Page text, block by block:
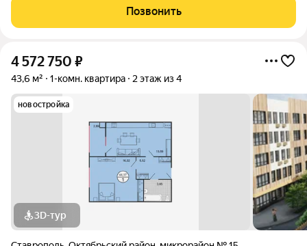
спальня с гардеробной, большой совмещенный с/у. Ремонт
делали для себя. При продаже
Позвонить
4 572 750 ₽
43,6 м² 1-комн. квартира 2 этаж из 4
новостройка
3D-тур